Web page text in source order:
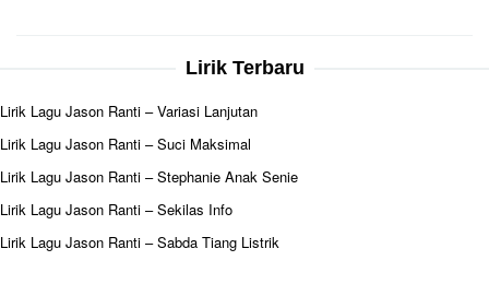
Lirik Terbaru
Lirik Lagu Jason Ranti – Variasi Lanjutan
Lirik Lagu Jason Ranti – Suci Maksimal
Lirik Lagu Jason Ranti – Stephanie Anak Senie
Lirik Lagu Jason Ranti – Sekilas Info
Lirik Lagu Jason Ranti – Sabda Tiang Listrik